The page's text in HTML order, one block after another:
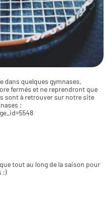
dans quelques gymnases,
fermés et ne reprendront que
sont à retrouver sur notre site
:
tout au long de la saison pour
;)